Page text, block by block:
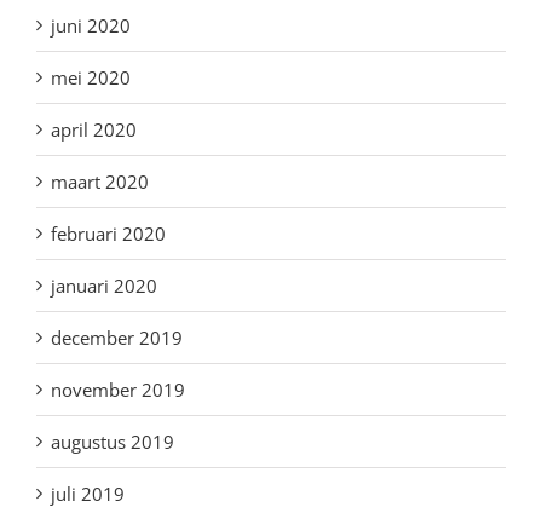
juni 2020
mei 2020
april 2020
maart 2020
februari 2020
januari 2020
december 2019
november 2019
augustus 2019
juli 2019